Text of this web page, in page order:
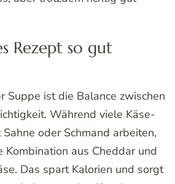
Rezept so gut
Suppe ist die Balance zwischen
Während viele Käse-
oder Schmand arbeiten,
Kombination aus Cheddar und
Das spart Kalorien und sorgt